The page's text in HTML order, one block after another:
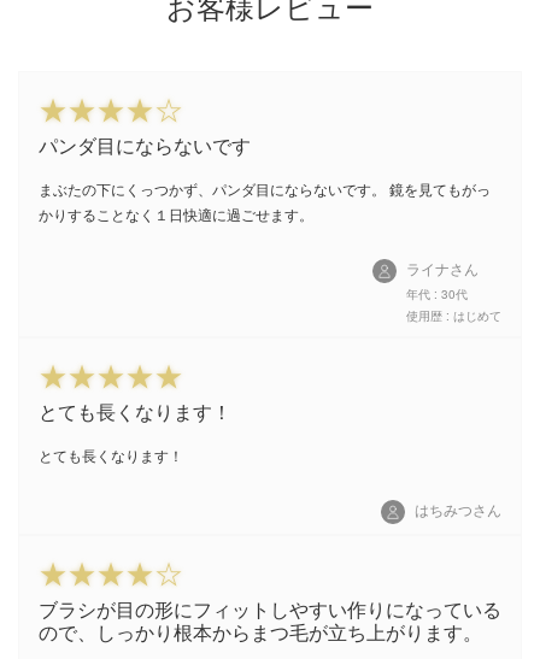
パンダ目にならないです
まぶたの下にくっつかず、パンダ目にならないです。 鏡を見てもがっ
かりすることなく１日快適に過ごせます。
ライナさん
年代 : 30代
使用歴 : はじめて
とても長くなります！
とても長くなります！
はちみつさん
ブラシが目の形にフィットしやすい作りになっている
ので、しっかり根本からまつ毛が立ち上がります。